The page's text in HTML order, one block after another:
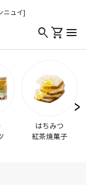
ニュイ]
searchshopping_cart menu
はちみつ
紅茶焼菓子